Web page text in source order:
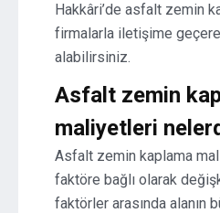
Hakkâri’de asfalt zemin
firmalarla iletişime
alabilirsiniz.
Asfalt zemin
maliyetleri
Asfalt zemin kaplama
faktöre bağlı olarak
faktörler arasında alanın